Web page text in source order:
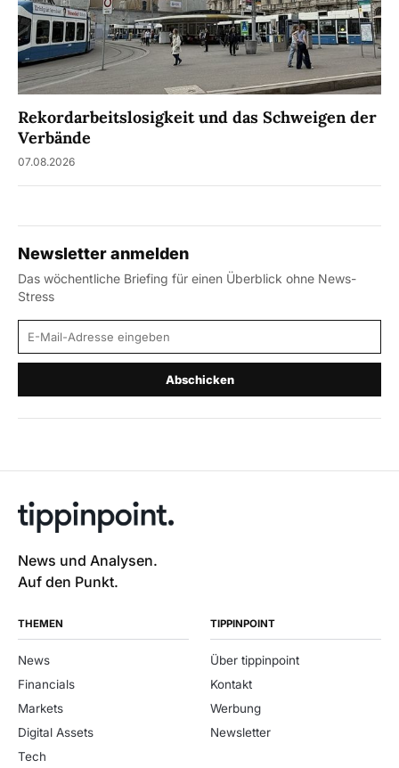
Rekordarbeitslosigkeit und das Schweigen der
Verbände
07.08.2026
Newsletter anmelden
Das wöchentliche Briefing für einen Überblick ohne News-
Stress
E-Mail-Adresse
Abschicken
News und Analysen.
Auf den Punkt.
THEMEN
News
Financials
Markets
Digital Assets
Tech
TIPPINPOINT
Über tippinpoint
Kontakt
Werbung
Newsletter